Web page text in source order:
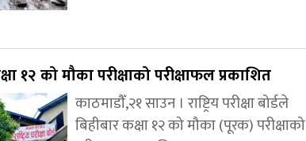
१२ को मौका परीक्षाको परीक्षाफल प्रकाशित
काठमाडौँ,२१ साउन । राष्ट्रिय परीक्षा बोर्डले
बिहीबार कक्षा १२ को मौका (पूरक) परीक्षाको